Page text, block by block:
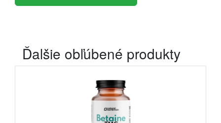
Ďalšie obľúbené produkty